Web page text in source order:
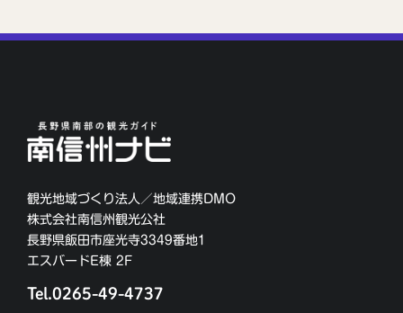
観光地域づくり法人／地域連携DMO
株式会社南信州観光公社
長野県飯田市座光寺3349番地1
エスバードE棟 2F
Tel.0265-49-4737